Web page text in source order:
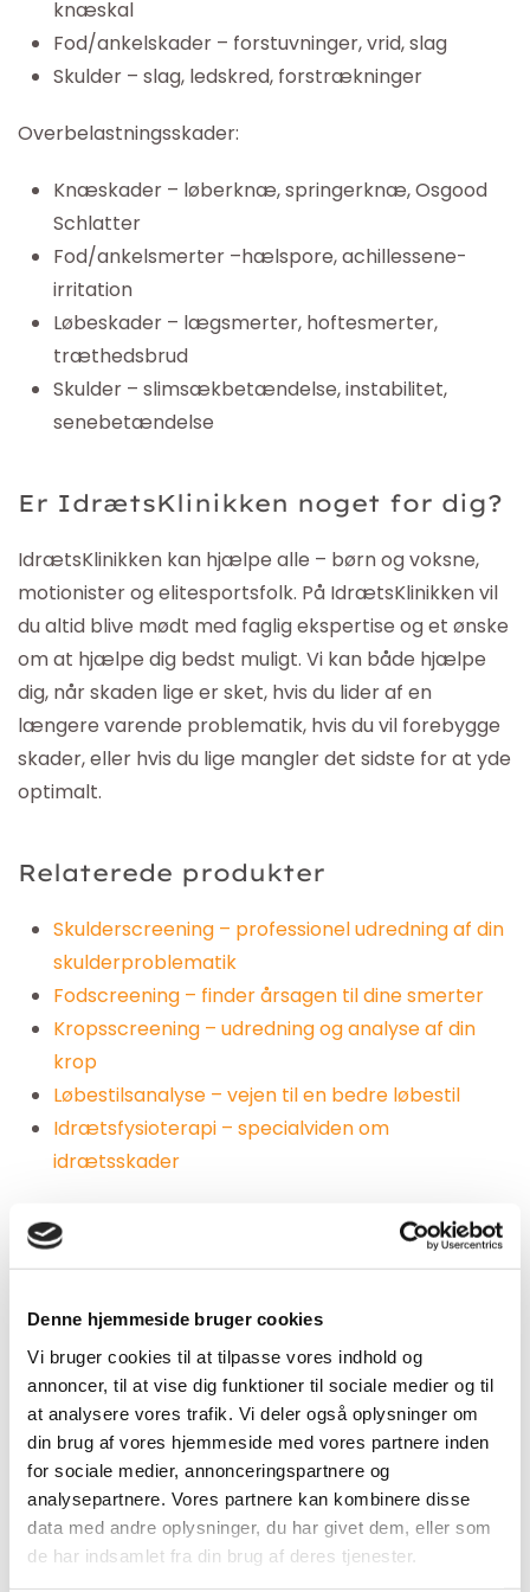
Denne hjemmeside bruger cookies
Vi bruger cookies til at tilpasse vores indhold og
annoncer, til at vise dig funktioner til sociale medier og til
at analysere vores trafik. Vi deler også oplysninger om
din brug af vores hjemmeside med vores partnere inden
for sociale medier, annonceringspartnere og
analysepartnere. Vores partnere kan kombinere disse
data med andre oplysninger, du har givet dem, eller som
de har indsamlet fra din brug af deres tjenester.
knæskal
Fod/ankelskader – forstuvninger, vrid, slag
Skulder – slag, ledskred, forstrækninger
Overbelastningsskader:
Knæskader – løberknæ, springerknæ, Osgood
Schlatter
Fod/ankelsmerter –hælspore, achillessene-
irritation
Løbeskader – lægsmerter, hoftesmerter,
træthedsbrud
Skulder – slimsækbetændelse, instabilitet,
senebetændelse
Er IdrætsKlinikken noget for dig?
IdrætsKlinikken kan hjælpe alle – børn og voksne,
motionister og elitesportsfolk. På IdrætsKlinikkenvil
du altid blive mødt med faglig ekspertise og et ønske
om at hjælpe dig bedst muligt. Vi kan både hjælpe
dig, når skaden lige er sket, hvis du lider af en
længere varende problematik, hvis du vil forebygge
skader, eller hvis du lige mangler det sidste for at yde
optimalt.
Relaterede produkter
Skulderscreening – professionel udredning af din
skulderproblematik
Fodscreening – finder årsagen til dine smerter
Kropsscreening – udredning og analyse af din
krop
Løbestilsanalyse – vejen til en bedre løbestil
Idrætsfysioterapi – specialviden om
idrætsskader
Hvordan foregår det?
en grundig undersøgelse af hele din krop. De enkelte
dele af kroppen kan ikke ses isoleret, kroppen er ét
stort system og må undersøges og behandles som
sådan. Ud fra undersøgelsen vil du i samarbejde med
din behandler tilrettelægge en handlingsplan, som
sikrer, at du når dine mål. Du vil altid modtage et
træningsprogram specifikt udarbejdet til dig og din
krop.